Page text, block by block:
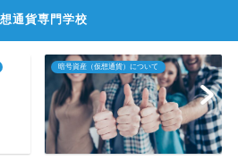
通貨専門学校
暗号資産（仮想通貨）について